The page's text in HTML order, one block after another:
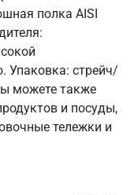
полка AISI
Упаковка: стрейч/
можете также
и посуды,
тележки и